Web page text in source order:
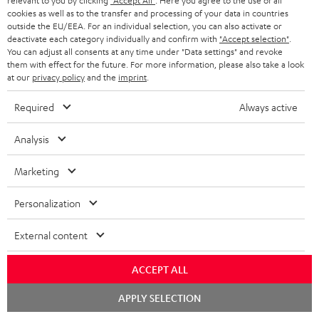
nSafety Booklet: T 10 Subwoofer
Bedienungsanleitung: Yamaha RX-V6A
Quick Start Guide: Yamaha RX-V6A
Konformitätserklärung: BenQ Beamer W2710i
Bedienungsanleitung: BenQ Beamer W2710i
r
o
d
k
t
n
cookies as well as to the transfer and processing of your data in countries
outside the EU/EEA. For an individual selection, you can also activate or
deactivate each category individually and confirm with "Accept selection"
You can adjust all consents at any time under "Data settings" and revoke
them with effect for the future. For more information, please also take a look
at our privacy policyand the imprint
Required Always active
Analysis
Marketing
Personalization
External content
ACCEPT ALL
APPLY SELECTION